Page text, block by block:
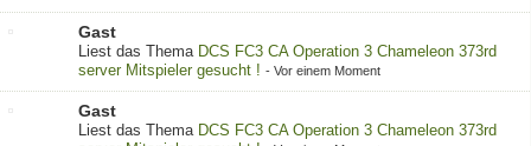
Gast
Liest das Thema DCS FC3 CA Operation 3 Chameleon 373rd
server Mitspieler gesucht ! - Vor einem Moment
Gast
Liest das Thema DCS FC3 CA Operation 3 Chameleon 373rd